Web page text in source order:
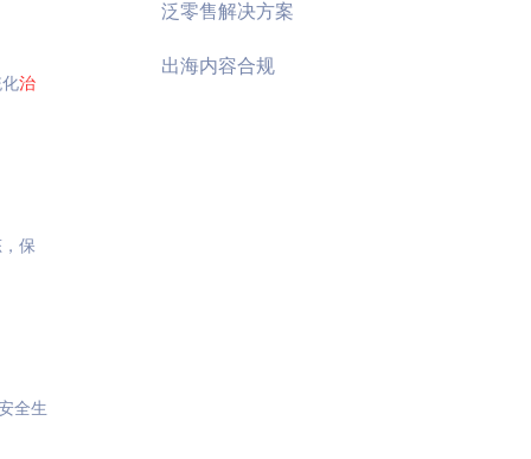
治
保
全生
泛零售解决方案
出海内容合规